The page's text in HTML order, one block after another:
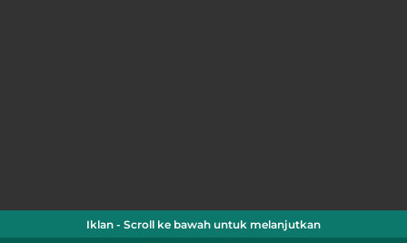
Iklan - Scroll ke bawah untuk melanjutkan